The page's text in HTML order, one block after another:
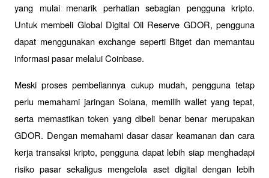
yang mulai menarik perhatian sebagian pengguna kripto.
Untuk membeli Global Digital Oil Reserve GDOR, pengguna
dapat menggunakan exchange seperti Bitget dan memantau
informasi pasar melalui Coinbase.
Meski proses pembeliannya cukup mudah, pengguna tetap
perlu memahami jaringan Solana, memilih wallet yang tepat,
serta memastikan token yang dibeli benar benar merupakan
GDOR. Dengan memahami dasar dasar keamanan dan cara
kerja transaksi kripto, pengguna dapat lebih siap menghadapi
risiko pasar sekaligus mengelola aset digital dengan lebih